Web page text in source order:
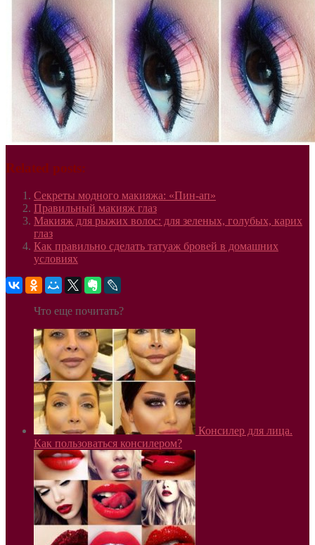
Related posts:
Секреты модного макияжа: «Пин-ап»
Правильный макияж глаз
Макияж для рыжих волос: для зеленых, голубых, карих
глаз
Как правильно сделать татуаж бровей в домашних
условиях
Что еще почитать?
Консилер для лица.
Как пользоваться консилером?